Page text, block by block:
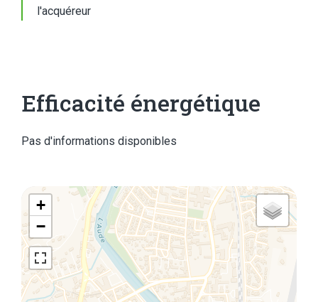
l'acquéreur
Efficacité énergétique
Pas d'informations disponibles
+
−